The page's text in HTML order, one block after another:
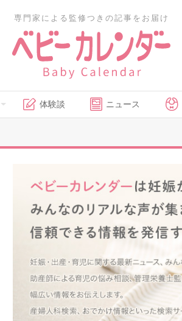
専門家による監修つきの記事をお届け
体験談 ニュース